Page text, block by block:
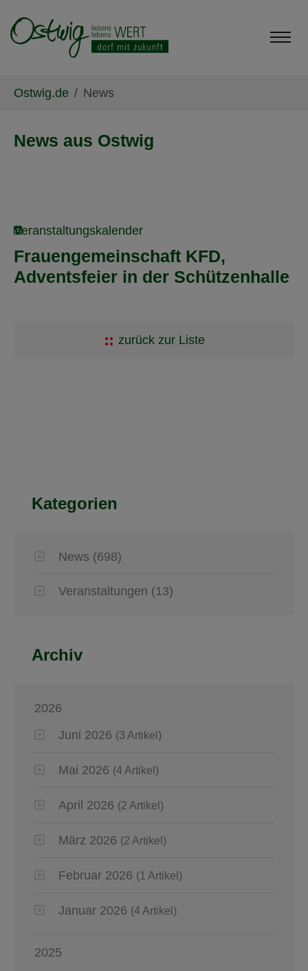
Ostwig.de News
News aus Ostwig
Veranstaltungskalender
Frauengemeinschaft KFD,
Adventsfeier in der Schützenhalle
zurück zur Liste
Kategorien
News (698)
Veranstaltungen (13)
Archiv
2026
Juni 2026 (3 Artikel)
Mai 2026 (4 Artikel)
April 2026 (2 Artikel)
März 2026 (2 Artikel)
Februar 2026 (1 Artikel)
Januar 2026 (4 Artikel)
2025